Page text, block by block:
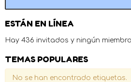
ESTÁN EN LÍNEA
Hay 436 invitados y ningún
TEMAS POPULARES
No se han encontrado etiquetas.